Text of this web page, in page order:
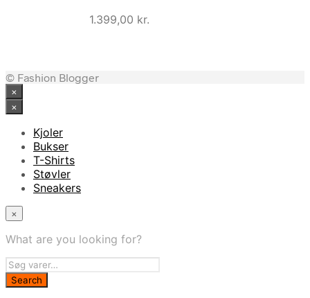
1.399,00 kr.
© Fashion Blogger
×
×
Kjoler
Bukser
T-Shirts
Støvler
Sneakers
×
What are you looking for?